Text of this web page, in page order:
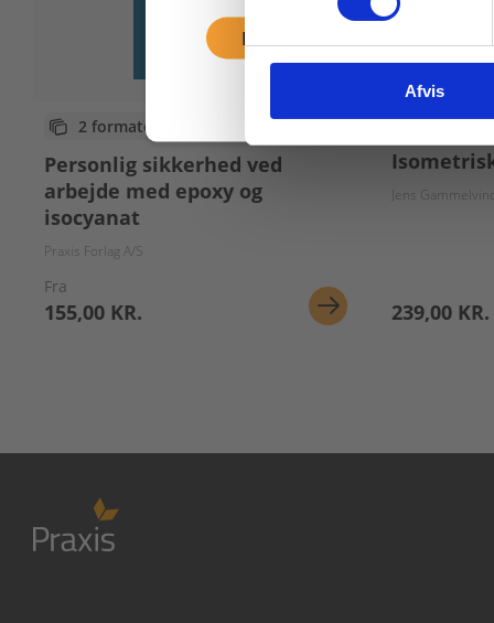
Afvis
2 formater
Personlig sikkerhed ved
arbejde med epoxy og
isocyanat
Praxis Forlag A/S
Fra
155,00 KR.
Bog
Jens
239,00 KR.
Fortsæt som privat